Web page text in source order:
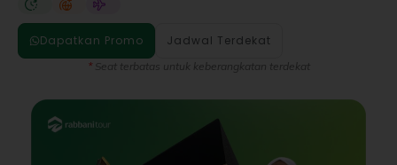
Dapatkan Promo Jadwal Terdekat
*Seat terbatas untuk keberangkatan terdekat